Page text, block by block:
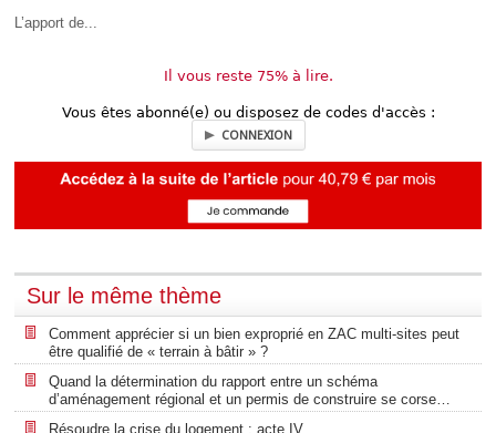
L’apport de...
Il vous reste 75% à lire.
Vous êtes abonné(e) ou disposez de codes d'accès :
CONNEXION
Sur le même thème
Comment apprécier si un bien exproprié en ZAC multi-sites peut
être qualifié de « terrain à bâtir » ?
Quand la détermination du rapport entre un schéma
d’aménagement régional et un permis de construire se corse…
Résoudre la crise du logement : acte IV